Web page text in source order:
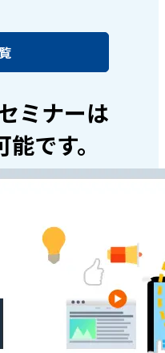
ミナーは
です。